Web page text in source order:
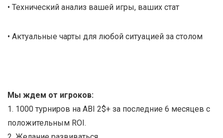
• Технический анализ вашей игры, ваших стат
• Актуальные чарты для любой ситуацией за столом
Мы ждем от игроков:
1. 1000 турниров на ABI 2$+ за последние 6 месяцев с
положительным ROI.